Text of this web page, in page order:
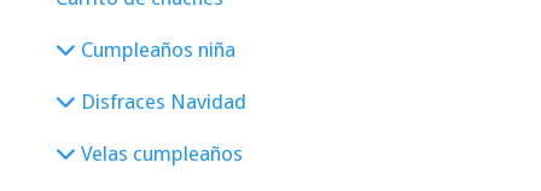
Cumpleaños niña
Disfraces Navidad
Velas cumpleaños